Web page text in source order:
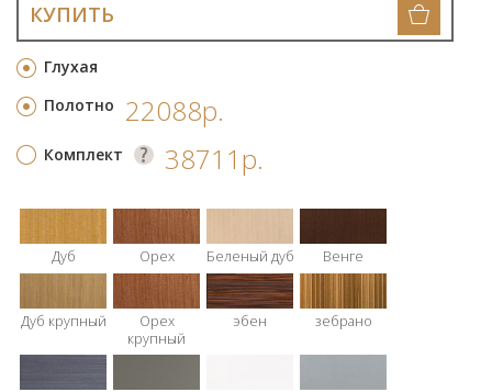
Глухая
КУПИТЬ
Полотно 22088р.
Комплект 38711р.
Дуб Орех Беленый дуб Венге
Дуб крупный
Орех
крупный
эбен зебрано